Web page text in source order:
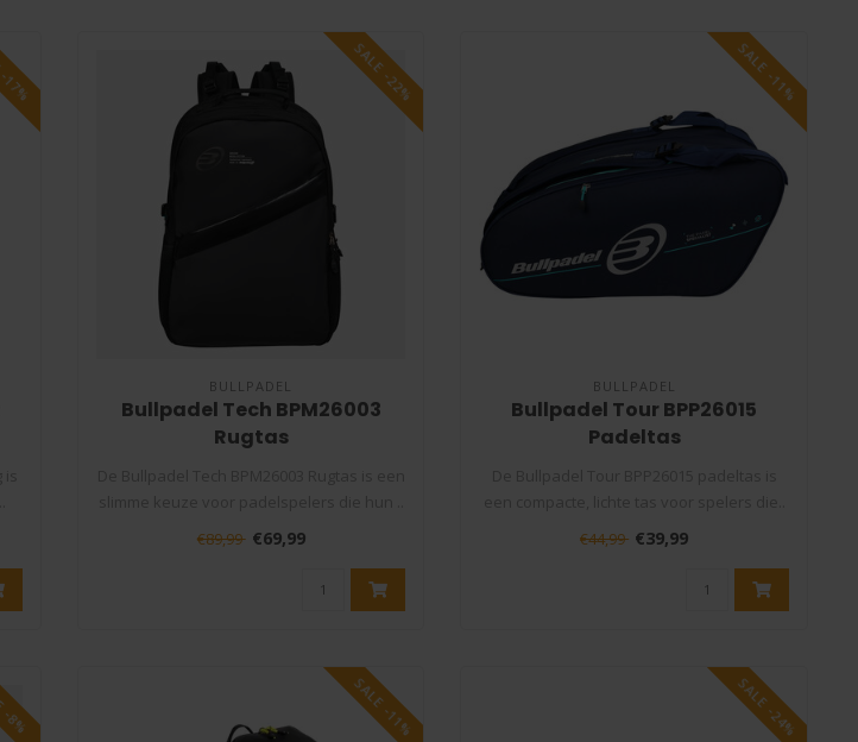
SALE -22%
BULLPADEL
Bullpadel Tech BPM26003
Rugtas
€89,99 €69,99
SALE -11%
BULLPADEL
Bullpadel Tour BPP26015
Padeltas
€44,99 €39,99
8% SALE -11% SALE -24%